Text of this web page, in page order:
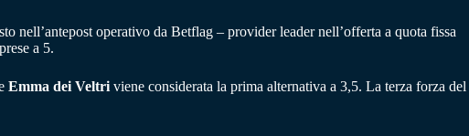
nell’antepost operativo da Betflag – provider leader nell’offerta a quota fissa
a 5.
Emma dei Veltri viene considerata la prima alternativa a 3,5. La terza forza del